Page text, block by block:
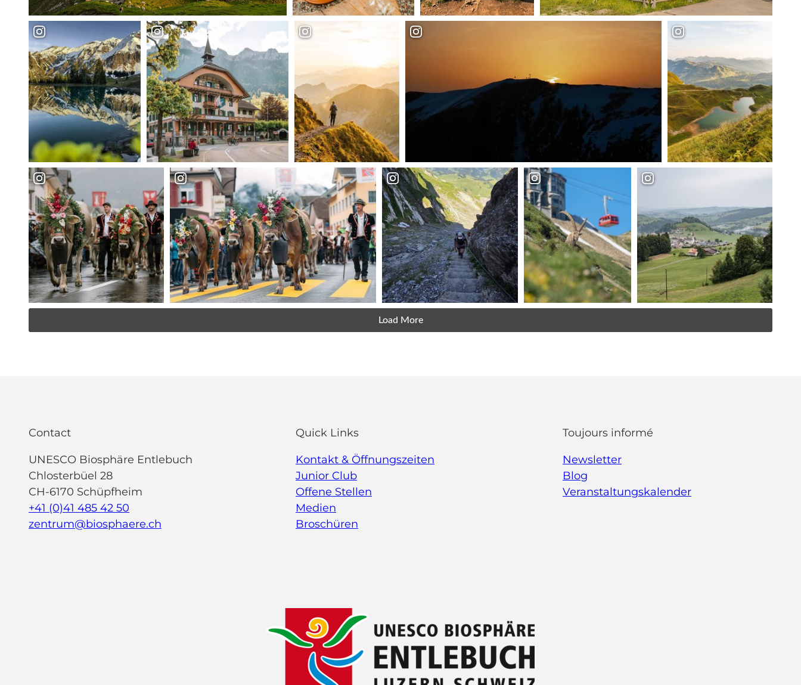
Load More
Contact
UNESCO Biosphäre Entlebuch
Chlosterbüel 28
CH-6170 Schüpfheim
+41 (0)41 485 42 50
zentrum@biosphaere.ch
Quick Links
Kontakt & Öffnungszeiten
Junior Club
Offene Stellen
Medien
Broschüren
Toujours informé
Newsletter
Blog
Veranstaltungskalender